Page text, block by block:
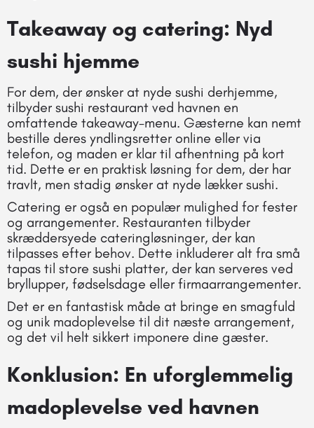
Takeaway og catering: Nyd
sushi hjemme
For dem, der ønsker at nyde sushi derhjemme,
tilbyder sushi restaurant ved havnen en
omfattende takeaway-menu. Gæsterne kan nemt
bestille deres yndlingsretter online eller via
telefon, og maden er klar til afhentning på kort
tid. Dette er en praktisk løsning for dem, der har
travlt, men stadig ønsker at nyde lækker sushi.
Catering er også en populær mulighed for fester
og arrangementer. Restauranten tilbyder
skræddersyede cateringløsninger, der kan
tilpasses efter behov. Dette inkluderer alt fra små
tapas til store sushi platter, der kan serveres ved
bryllupper, fødselsdage eller firmaarrangementer.
Det er en fantastisk måde at bringe en smagfuld
og unik madoplevelse til dit næste arrangement,
og det vil helt sikkert imponere dine gæster.
Konklusion: En uforglemmelig
madoplevelse ved havnen